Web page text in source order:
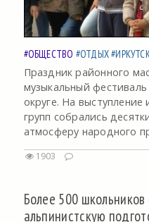
#ОБЩЕСТВО #ОТДЫХ
Праздник районного
музыкальный
округе. На выступление
групп собрались
атмосферу народного
1903
Более 500
альпинистскую